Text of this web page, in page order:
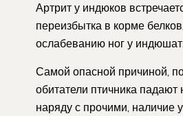
Артрит у индюков
переизбытка в корме
ослабеванию ног у индюшат.
Самой опасной причиной,
обитатели птичника падают
наряду с прочими, наличие